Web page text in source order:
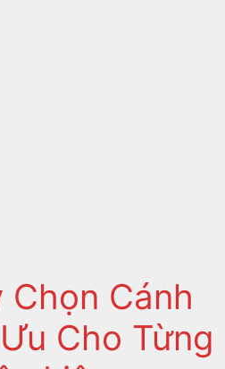
Chọn Cánh
Cho Từng